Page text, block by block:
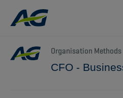
Organisation Methods
CFO -